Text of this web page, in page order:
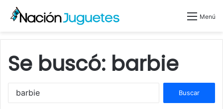
Menú
Se buscó: barbie